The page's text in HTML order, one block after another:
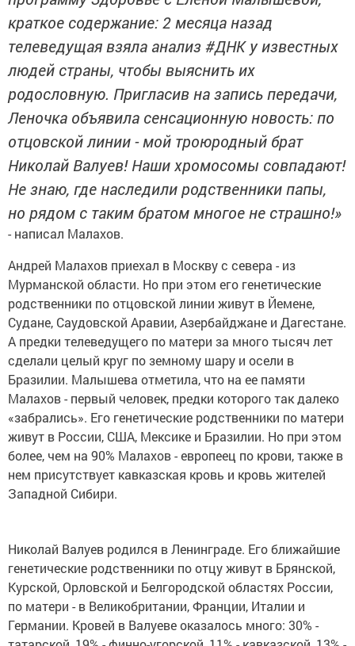
краткое содержание: 2 месяца назад
телеведущая взяла анализ #ДНК у известных
людей страны, чтобы выяснить их
родословную. Пригласив на запись передачи,
Леночка объявила сенсационную новость: по
отцовской линии - мой троюродный брат
Николай Валуев! Наши хромосомы совпадают!
Не знаю, где наследили родственники папы,
но рядом с таким братом многое не страшно!»
- написал Малахов.
Андрей Малахов приехал в Москву с севера - из
Мурманской области. Но при этом его генетические
родственники по отцовской линии живут в Йемене,
Судане, Саудовской Аравии, Азербайджане и Дагестане.
А предки телеведущего по матери за много тысяч лет
сделали целый круг по земному шару и осели в
Бразилии. Малышева отметила, что на ее памяти
Малахов - первый человек, предки которого так далеко
«забрались». Его генетические родственники по матери
живут в России, США, Мексике и Бразилии. Но при этом
более, чем на 90% Малахов - европеец по крови, также в
нем присутствует кавказская кровь и кровь жителей
Западной Сибири.
Николай Валуев родился в Ленинграде. Его ближайшие
генетические родственники по отцу живут в Брянской,
Курской, Орловской и Белгородской областях России,
по матери - в Великобритании, Франции, Италии и
Германии. Кровей в Валуеве оказалось много: 30% -